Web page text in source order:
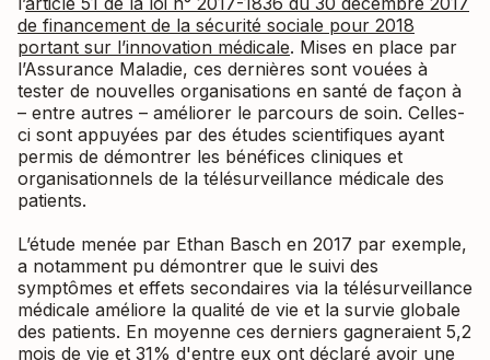
de financement de la sécurité sociale pour 2018
portant sur l’innovation médicale. Mises en place par
l’Assurance Maladie, ces dernières sont vouées à
tester de nouvelles organisations en santé de façon à
– entre autres – améliorer le parcours de soin. Celles-
ci sont appuyées par des études scientifiques ayant
permis de démontrer les bénéfices cliniques et
organisationnels de la télésurveillance médicale des
patients.
L’étude menée par Ethan Basch en 2017 par exemple,
a notamment pu démontrer que le suivi des
symptômes et effets secondaires via la télésurveillance
médicale améliore la qualité de vie et la survie globale
des patients. En moyenne ces derniers gagneraient 5,2
mois de vie et 31% d'entre eux ont déclaré avoir une